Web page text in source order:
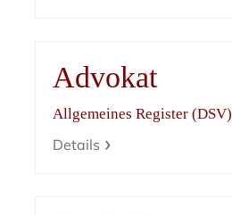
Advokat
Allgemeines Register (DSV)
Details